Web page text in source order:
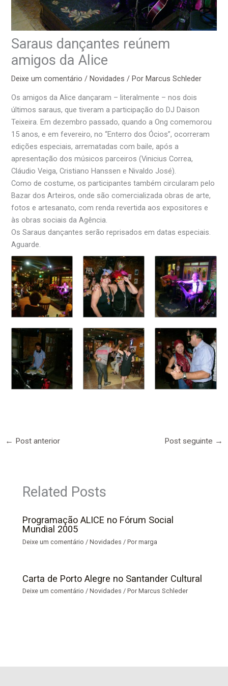
Saraus dançantes reúnem
amigos da Alice
Deixe um comentário /Novidades / PorMarcus Schleder
Os amigos da Alice dançaram – literalmente – nos dois
últimos saraus, que tiveram a participação do DJ Daison
Teixeira. Em dezembro passado, quando a Ong comemorou
15 anos, e em fevereiro, no “Enterro dos Ócios”, ocorreram
edições especiais, arrematadas com baile, após a
apresentação dos músicos parceiros (Vinicius Correa,
Cláudio Veiga, Cristiano Hanssen e Nivaldo José).
Como de costume, os participantes também circularam pelo
Bazar dos Arteiros, onde são comercializada obras de arte,
fotos e artesanato, com renda revertida aos expositores e
às obras sociais da Agência.
Os Saraus dançantes serão reprisados em datas especiais.
Aguarde.
← Post anterior Post seguinte →
Related Posts
Programação ALICE no Fórum Social
Mundial 2005
Deixe um comentário /Novidades / Pormarga
Carta de Porto Alegre no Santander Cultural
Deixe um comentário /Novidades / PorMarcus Schleder